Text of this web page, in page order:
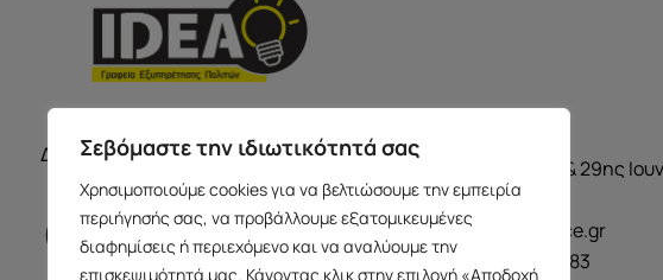
Σεβόμαστε την ιδιωτικότητά σας
Χρησιμοποιούμε cookies για να βελτιώσουμε την εμπειρία
περιήγησής σας, να προβάλλουμε εξατομικευμένες
διαφημίσεις ή περιεχόμενο και να αναλύουμε την
επισκεψιμότητά μας. Κάνοντας κλικ στην επιλογή «Αποδοχή
Δευτέρα με Παρασκευή 09:00-17:00
Παύλου Μελά & 29ης
Ισόγειο 62100
info@ideaoffice.gr
+30 23213 02583